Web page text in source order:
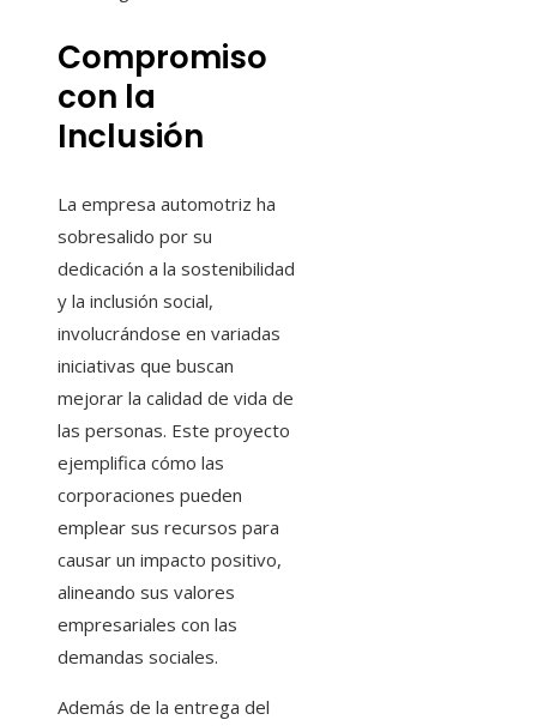
Compromiso
con la
Inclusión
La empresa automotriz ha
sobresalido por su
dedicación a la sostenibilidad
y la inclusión social,
involucrándose en variadas
iniciativas que buscan
mejorar la calidad de vida de
las personas. Este proyecto
ejemplifica cómo las
corporaciones pueden
emplear sus recursos para
causar un impacto positivo,
alineando sus valores
empresariales con las
demandas sociales.
Además de la entrega del